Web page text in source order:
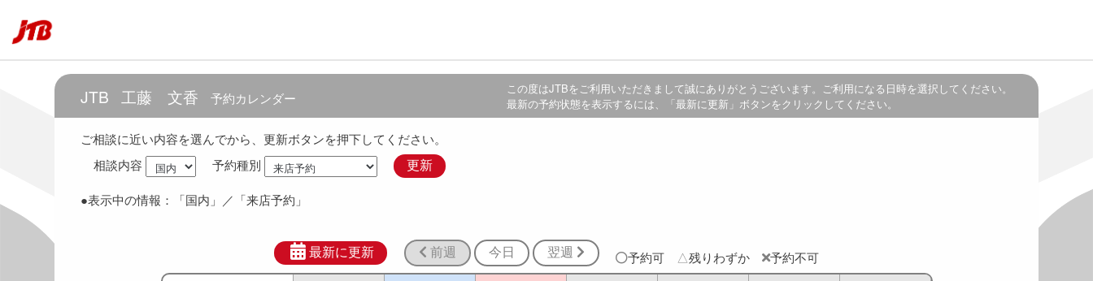
JTB 工藤 文香 予約カレンダー
この度はJTBをご利用いただきまして誠にありがとうございます。ご利用になる日時を選択してください。
最新の予約状態を表示するには、「最新に更新」ボタンをクリックしてください。
ご相談に近い内容を選んでから、更新ボタンを押下してください。
相談内容
予約種別 更新
●表示中の情報： 「国内」 ／「来店予約」
最新に更新 前週 今日 翌週 予約可 △残りわずか 予約不可
10:00 ～ 11:00
10:30 ～ 11:30
12:00